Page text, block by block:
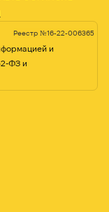
Реестр №16-22-006365
и
ФЗ и